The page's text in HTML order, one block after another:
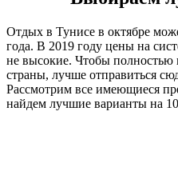
Отдых в Тунисе в октябре
года. В 2019 году цены на
не высокие. Чтобы полностью
страны, лучше отправиться
Рассмотрим все имеющиеся
найдем лучшие варианты на